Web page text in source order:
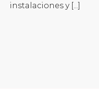
instalaciones y [...]